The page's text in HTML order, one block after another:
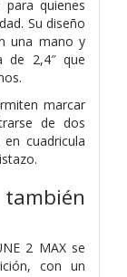
quienes
Su diseño
una mano y
de 2,4″ que
marcar
de dos
cuadricula
2 MAX se
con un